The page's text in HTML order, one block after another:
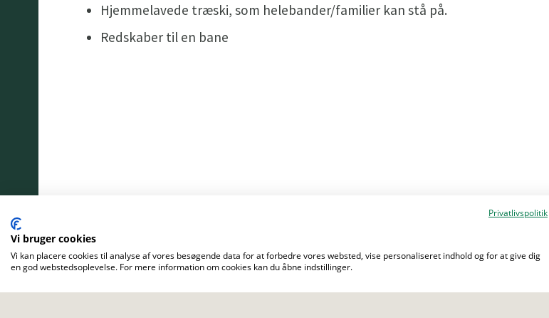
Hjemmelavede træski, som helebander/familier kan stå på.
Redskaber til en bane
Privatlivspolitik
Vi bruger cookies
Vi kan placere cookies til analyse af vores besøgende data for at forbedre vores websted, vise personaliseret indhold og for at give dig
en god webstedsoplevelse. For mere information om cookies kan du åbne indstillinger.